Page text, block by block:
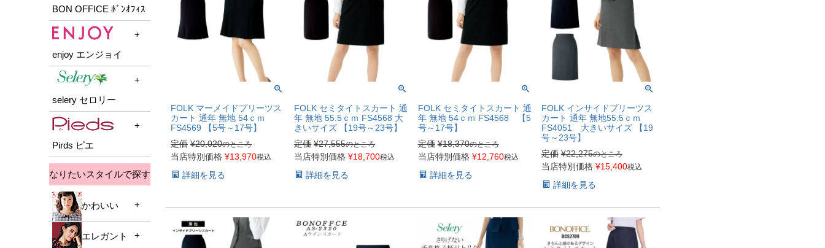
ブラウス
パンツ
ワンピース
ブラウス
ジャケット
ベスト
オーバーブラウス
スカート
パンツ
キュロット
ワンピース
カーディガン
ブラウス
アクセサリー
BON OFFICE ﾎﾞﾝｵﾌｨｽ
bonofficeTOPへ
ジャケット
ベスト
オーバーブラウス
ポロシャツ
カットソー
パンツ
キュロット
ワンピース
enjoy エンジョイ
enjoyTOPへ
ジャケット
ベスト
オーバーブラウス
ポロシャツ
カットソー
スカート
パンツ
selery セロリー
seleryTOPへ
ジャケット
ベスト
オーバーブラウス
ポロシャツ
カットソー
Pirds ピエ
PiedsTOPへ
ジャケット
ベスト
オーバーブラウス
なりたいスタイルで探す
かわいい
ジャケット
エレガント
FOLK マーメイドプリーツス
カート 通年 無地 54ｃｍ
FS4569 【5号～17号】
定価 ¥20,020のところ
当店特別価格 ¥13,970税込
詳細を見る
FOLK セミタイトスカート 通
年 無地 55.5ｃｍ FS4568 大
きいサイズ 【19号～23号】
定価 ¥27,555のところ
当店特別価格 ¥18,700税込
詳細を見る
FOLK セミタイトスカート 通
年 無地 54ｃｍ FS4568 【5
号～17号】
定価 ¥18,370のところ
当店特別価格 ¥12,760税込
詳細を見る
FOLK インサイドプリーツス
カート 通年 無地55.5ｃｍ
FS4051 大きいサイズ 【19
号～23号】
定価 ¥22,275のところ
当店特別価格 ¥15,400税込
詳細を見る